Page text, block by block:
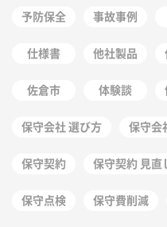
予防保全 事故事例
仕様書 他社製品
佐倉市 体験談
保守会社 選び方 保守会
保守契約 保守契約 見直
保守点検 保守費削減